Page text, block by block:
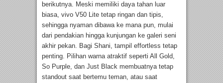
berikutnya. Meski memiliki daya tahan luar
biasa, vivo V50 Lite tetap ringan dan tipis,
sehingga nyaman dibawa ke mana pun, mulai
dari pendakian hingga kunjungan ke galeri seni
akhir pekan. Bagi Shani, tampil effortless tetap
penting. Pilihan warna atraktif seperti All Gold,
So Purple, dan Just Black membuatnya tetap
standout saat bertemu teman, atau saat